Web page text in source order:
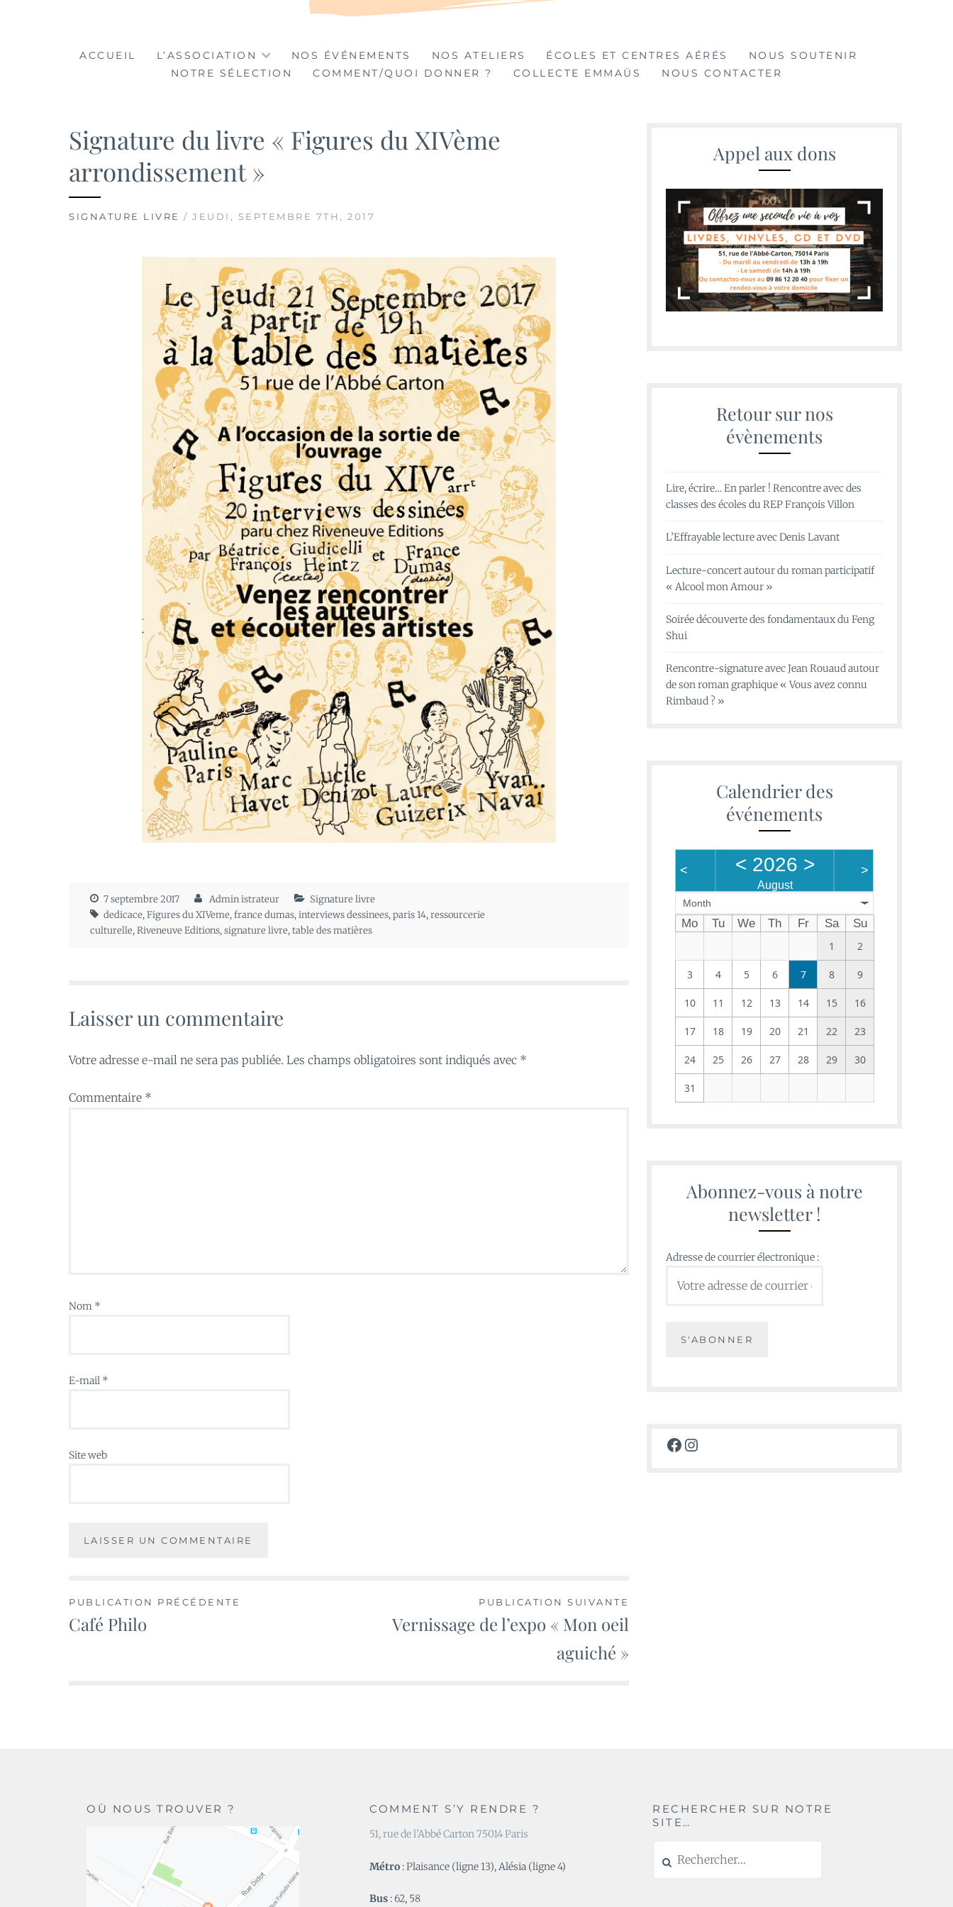
LA TABLE DES MATIÈRES
ACCUEIL L’ASSOCIATION NOS ÉVÉNEMENTS NOS ATELIERS ÉCOLES ET CENTRES AÉRÉS
NOUS SOUTENIR
NOTRE SÉLECTION
COMMENT/QUOI DONNER ? COLLECTE EMMAÜS NOUS CONTACTER
Signature du livre « Figures du XIVème
arrondissement »
SIGNATURE LIVRE / JEUDI, SEPTEMBRE 7TH, 2017
7 septembre 2017 Admin istrateur
Signature livre
dedicace,Figures du XIVeme,france dumas,interviews dessinees,paris 14,ressourcerie
culturelle,Riveneuve Editions,signature livre,table des matières
Laisser un commentaire
Votre adresse e-mail ne sera pas publiée. Les champs obligatoires sont indiqués avec *
Commentaire *
Nom *
E-mail *
Site web
Navigation
PUBLICATION PRÉCÉDENTE
Café Philo
PUBLICATION SUIVANTE
Vernissage de l’expo « Mon oeil
aguiché »
Appel aux dons
Retour sur nos
évènements
Lire, écrire… En parler ! Rencontre avec des
classes des écoles du REP François Villon
L’Effrayable lecture avec Denis Lavant
Lecture-concert autour du roman participatif
« Alcool mon Amour »
Soirée découverte des fondamentaux du Feng
Shui
Rencontre-signature avec Jean Rouaud autour
de son roman graphique « Vous avez connu
Rimbaud ? »
Calendrier des
événements
< < 2026 >
August
>
Month
Mo Tu We Th Fr Sa
Su
1
2
3 4 5 6 7 8 9
10 11 12 13 14 15 16
17 18 19 20 21 22 23
24 25 26 27 28 29 30
31
Abonnez-vous à notre
newsletter !
Adresse de courrier électronique :
Facebook
Instagram
OÙ NOUS TROUVER ? COMMENT S’Y RENDRE ?
51, rue de l’Abbé Carton 75014 Paris
Métro : Plaisance (ligne 13), Alésia (ligne 4)
Bus : 62, 58
RECHERCHER SUR NOTRE
SITE…